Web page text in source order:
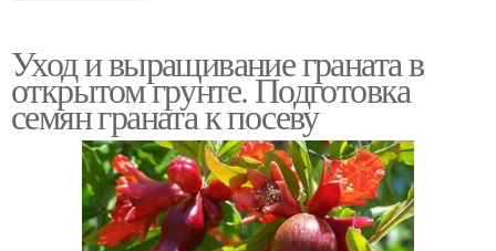
Уход и выращивание граната в
открытом грунте. Подготовка
семян граната к посеву